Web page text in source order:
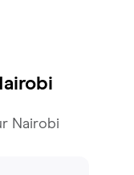
Nairobi